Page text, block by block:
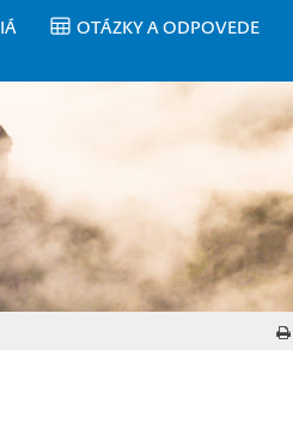
OTÁZKY A ODPOVEDE